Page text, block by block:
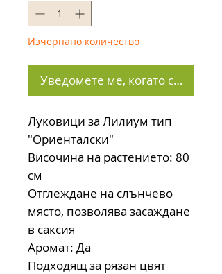
Изчерпано количество
Уведомете ме, когато стане
Луковици за Лилиум тип
"Ориенталски"
Височина на растението: 80
см
Отглеждане на слънчево
място, позволява засаждане
в саксия
Аромат: Да
Подходящ за рязан цвят